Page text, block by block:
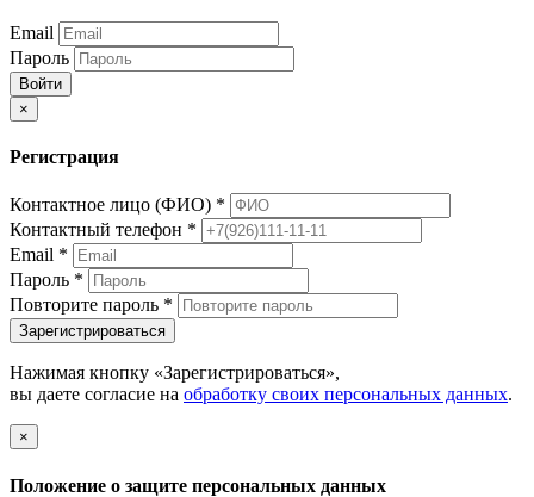
Email
Пароль
Войти
×
Регистрация
Контактное лицо (ФИО) *
Контактный телефон *
Email *
Пароль *
Повторите пароль *
Зарегистрироваться
Нажимая кнопку «Зарегистрироваться»,
вы даете согласие на обработку своих персональных данных.
×
Положение о защите персональных данных